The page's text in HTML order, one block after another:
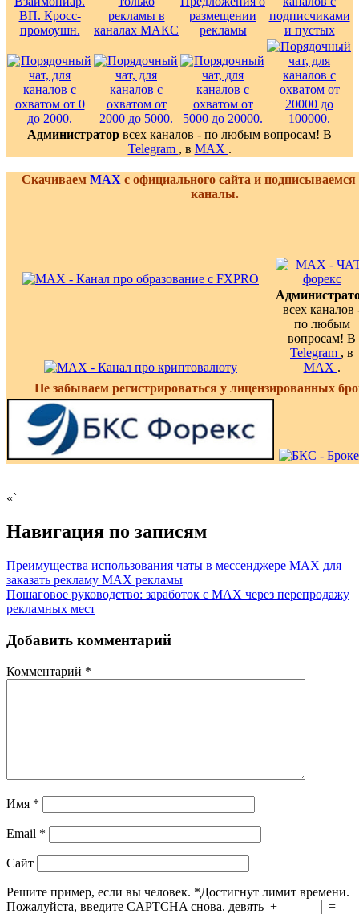
Администратор всех каналов - по любым вопросам! В
Telegram , в MAX .
Скачиваем MAX с официального сайта и
каналы.
всех каналов
по любым
вопросам! В
Telegram , в
MAX .
Не забываем регистрироваться у лицензированных
«`
Навигация по записям
Преимущества использования чаты в мессенджере MAX для
заказать рекламу MAX рекламы
Пошаговое руководство: заработок с MAX через перепродажу
рекламных мест
Добавить комментарий
Комментарий *
Имя *
Email *
Сайт
Решите пример, если вы человек. *Достигнут лимит времени.
Пожалуйста, введите CAPTCHA снова. девять +
=